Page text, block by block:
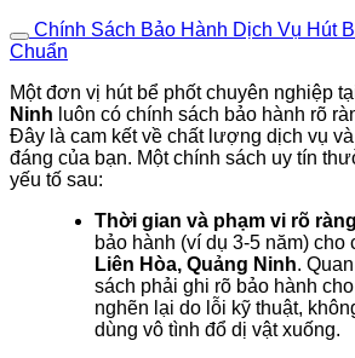
Chính Sách Bảo Hành Dịch Vụ Hút
Chuẩn
Một đơn vị hút bể phốt chuyên nghiệp
Ninh luôn có chính sách bảo hành rõ
Đây là cam kết về chất lượng dịch vụ
đáng của bạn. Một chính sách uy tín
yếu tố sau:
Thời gian và phạm vi rõ
bảo hành (ví dụ 3-5 năm) cho
Liên Hòa, Quảng Ninh.
sách phải ghi rõ bảo hành
nghẽn lại do lỗi kỹ thuật,
dùng vô tình đổ dị vật xuống.